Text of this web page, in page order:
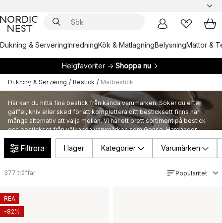
Dukning & ServeringInredningKök & MatlagningBelysningMattor &
Helgfavoriter → Shoppa nu
Dukning & Servering / Bestick / Matbestick
Matbestick
Här kan du hitta fina bestick från kända varumärken. Söker du efter
gaffel, kniv eller sked för att komplettera ditt besticksett finns här
många alternativ att välja mellan. Vi har ett brett sortiment på bestick
och bestickset från välkända varumärken som Gense, Hardanger
Bestikk och Georg Jensen.
Filtrera I lager Kategorier Varumärken
377 träffar Popularitet
REA
-82%